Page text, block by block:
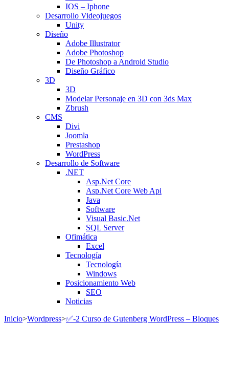
IOS – Iphone
Desarrollo Videojuegos
Unity
Diseño
Adobe Illustrator
Adobe Photoshop
De Photoshop a Android Studio
Diseño Gráfico
3D
3D
Modelar Personaje en 3D con 3ds Max
Zbrush
CMS
Divi
Joomla
Prestashop
WordPress
Desarrollo de Software
.NET
Asp.Net Core
Asp.Net Core Web Api
Java
Software
Visual Basic.Net
SQL Server
Ofimática
Excel
Tecnología
Tecnología
Windows
Posicionamiento Web
SEO
Noticias
Inicio>Wordpress>✅-2 Curso de Gutenberg WordPress – Bloques